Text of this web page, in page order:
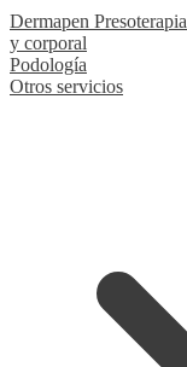
Dermapen Presoterapia
y corporal
Podología
Otros servicios